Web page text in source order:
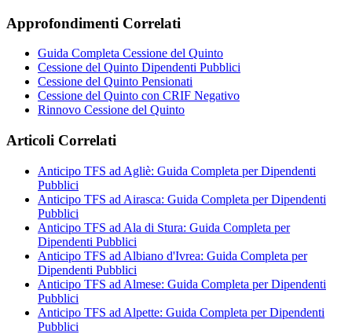
Approfondimenti Correlati
Guida Completa Cessione del Quinto
Cessione del Quinto Dipendenti Pubblici
Cessione del Quinto Pensionati
Cessione del Quinto con CRIF Negativo
Rinnovo Cessione del Quinto
Articoli Correlati
Anticipo TFS ad Agliè: Guida Completa per Dipendenti
Pubblici
Anticipo TFS ad Airasca: Guida Completa per Dipendenti
Pubblici
Anticipo TFS ad Ala di Stura: Guida Completa per
Dipendenti Pubblici
Anticipo TFS ad Albiano d'Ivrea: Guida Completa per
Dipendenti Pubblici
Anticipo TFS ad Almese: Guida Completa per Dipendenti
Pubblici
Anticipo TFS ad Alpette: Guida Completa per Dipendenti
Pubblici